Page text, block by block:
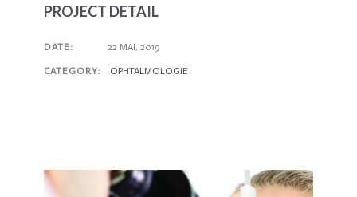
PROJECT DETAIL
DATE: 22 MAI, 2019
CATEGORY: OPHTALMOLOGIE